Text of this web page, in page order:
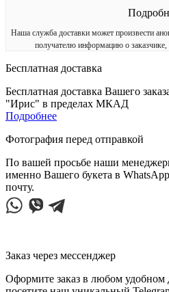
Наша служба доставки может произвести
получателю информацию о заказчике,
Бесплатная доставка
Бесплатная доставка Вашего
"Ирис" в пределах МКАД
Подробнее
Фотография перед отправкой
По вашей просьбе наши
именно Вашего букета в
почту.
Заказ через мессенджер
Оформите заказ в любом удобном